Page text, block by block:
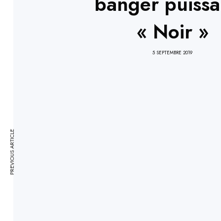
« Noir »
5 SEPTEMBRE 2019
PREVIOUS ARTICLE